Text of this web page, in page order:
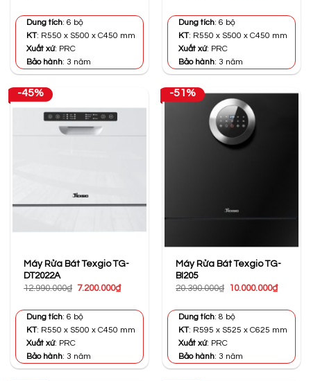
16.990.000₫.
Dung tích: 6 bộ
KT: R550 x S500 x C450 mm
Xuất xứ: PRC
Bảo hành: 3 năm
13.590.000₫.
Dung tích: 6 bộ
KT: R550 x S500 x C450 mm
Xuất xứ: PRC
Bảo hành: 3 năm
-45%
Máy Rửa Bát Texgio TG-
DT2022A
12.990.000₫ Giá
12.990.000₫.
7.200.000₫Giá
Dung tích: 6 bộ
KT: R550 x S500 x C450 mm
Xuất xứ: PRC
Bảo hành: 3 năm
-51%
Máy Rửa Bát Texgio TG-
BI205
20.390.000₫
Giá
20.390.000₫.
10.000.000₫Giá
Dung tích: 8 bộ
KT: R595 x S525 x C625 mm
Xuất xứ: PRC
Bảo hành: 3 năm